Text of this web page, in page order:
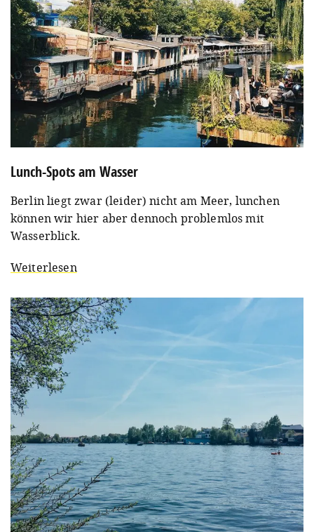
Lunch-Spots am Wasser
Berlin liegt zwar (leider) nicht am Meer, lunchen
können wir hier aber dennoch problemlos mit
Wasserblick.
Weiterlesen